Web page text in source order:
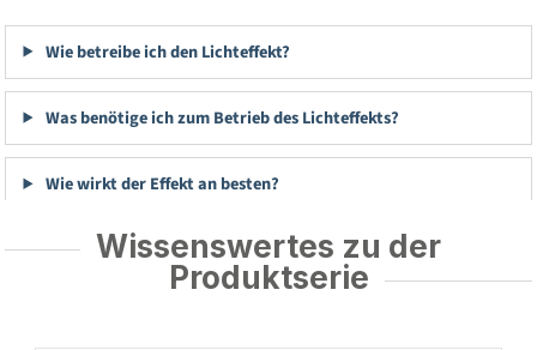
Wie betreibe ich den Lichteffekt?
Was benötige ich zum Betrieb des Lichteffekts?
Wie wirkt der Effekt an besten?
Wissenswertes zu der
Produktserie